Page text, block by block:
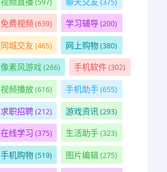
免费视频(639) 学习辅导(200)
同城交友 (465) 网上购物(380)
像素风游戏(266) 手机软件(302)
视频播放(616) 手机助手(655)
求职招聘(212) 游戏资讯(293)
在线学习 (375) 生活助手(323)
手机购物(519) 图片编辑(275)